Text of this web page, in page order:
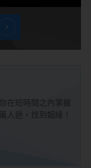
在短時間之內掌握
人迷，找到姻緣！